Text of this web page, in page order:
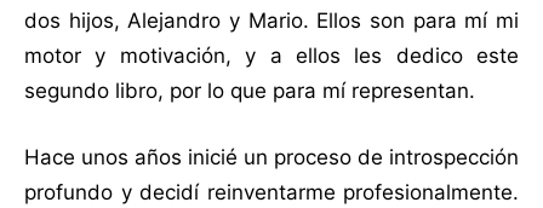
dos hijos, Alejandro y Mario. Ellos son para mí mi
motor y motivación, y a ellos les dedico este
segundo libro, por lo que para mí representan.
Hace unos años inicié un proceso de introspección
profundo y decidí reinventarme profesionalmente.